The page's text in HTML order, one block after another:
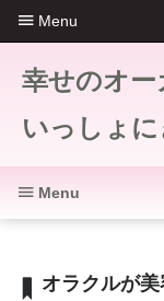
幸せのオー
いっしょ
オラクルが
Menu
Menu